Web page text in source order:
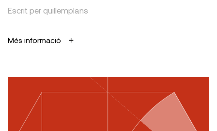
Escrit per quillemplans
Més informació